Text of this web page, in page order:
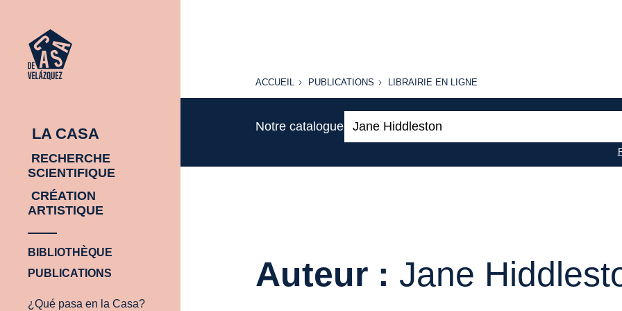
LA CASA
RECHERCHE
SCIENTIFIQUE
CRÉATION
ARTISTIQUE
BIBLIOTHÈQUE
PUBLICATIONS
¿Qué pasa en la Casa?
ACCUEIL
ACCUEIL PUBLICATIONS
PUBLICATIONS
LIBRAIRIE
LIBRAIRIE EN LIGNE
Notre catalogue:
Auteur : Jane